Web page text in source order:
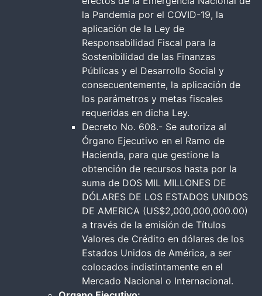
la Pandemia por el COVID-19, la
aplicación de la Ley de
Responsabilidad Fiscal para la
Sostenibilidad de las Finanzas
Públicas y el Desarrollo Social y
consecuentemente, la aplicación de
los parámetros y metas fiscales
requeridas en dicha Ley.
Decreto No. 608.- Se autoriza al
Órgano Ejecutivo en el Ramo de
Hacienda, para que gestione la
obtención de recursos hasta por la
suma de DOS MIL MILLONES DE
DÓLARES DE LOS ESTADOS UNIDOS
DE AMERICA (US$2,000,000,000.00)
a través de la emisión de Títulos
Valores de Crédito en dólares de los
Estados Unidos de América, a ser
colocados indistintamente en el
Mercado Nacional o Internacional.